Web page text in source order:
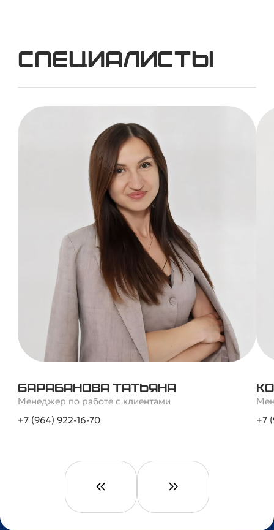
Специалисты
Барабанова Татьяна
Менеджер по работе с клиентами
+7 (964) 922-16-70
+7